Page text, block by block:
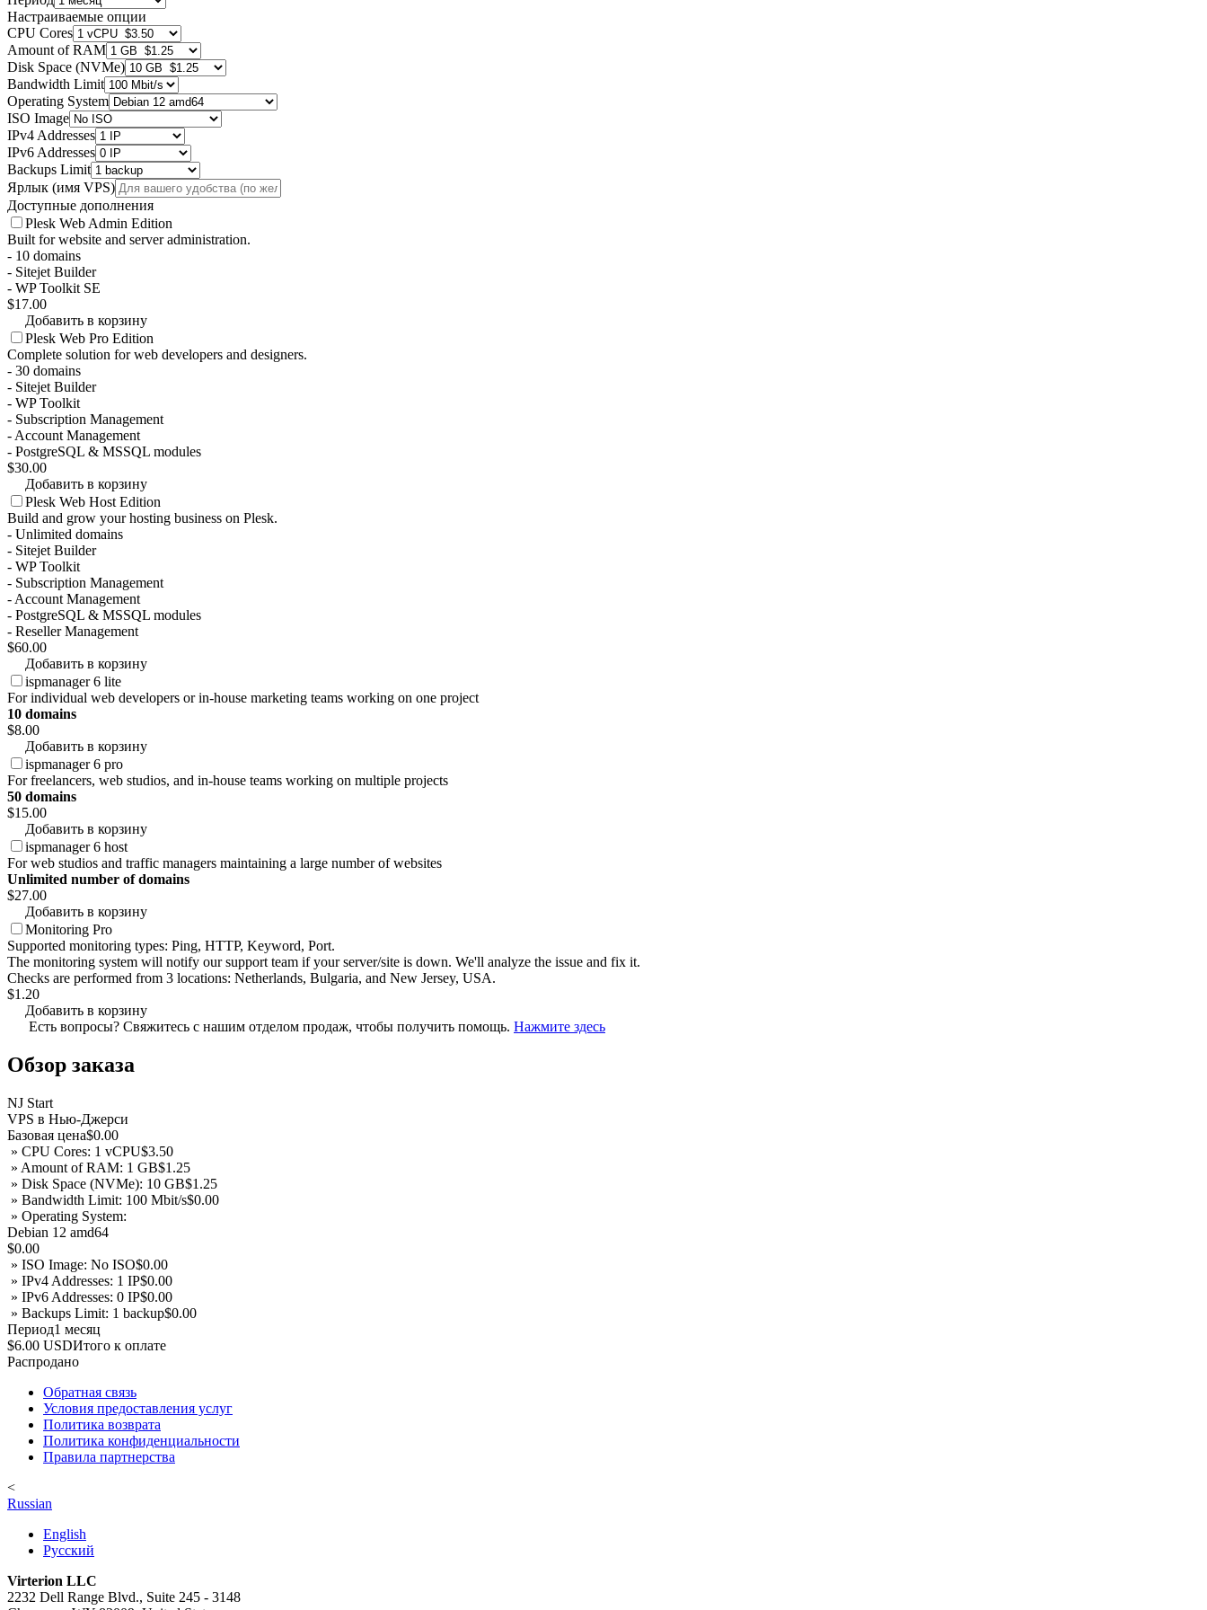
Настраиваемые опции
CPU Cores
Amount of RAM
Disk Space (NVMe)
Bandwidth Limit
Operating System
ISO Image
IPv4 Addresses
IPv6 Addresses
Backups Limit
Ярлык (имя VPS)
Доступные дополнения
Plesk Web Admin Edition
Built for website and server administration.
- 10 domains
- Sitejet Builder
- WP Toolkit SE
$17.00
Добавить в корзину
Plesk Web Pro Edition
Complete solution for web developers and designers.
- 30 domains
- Sitejet Builder
- WP Toolkit
- Subscription Management
- Account Management
- PostgreSQL & MSSQL modules
$30.00
Добавить в корзину
Plesk Web Host Edition
Build and grow your hosting business on Plesk.
- Unlimited domains
- Sitejet Builder
- WP Toolkit
- Subscription Management
- Account Management
- PostgreSQL & MSSQL modules
- Reseller Management
$60.00
Добавить в корзину
ispmanager 6 lite
For individual web developers or in-house marketing teams working on one project
10 domains
$8.00
Добавить в корзину
ispmanager 6 pro
For freelancers, web studios, and in-house teams working on multiple projects
50 domains
$15.00
Добавить в корзину
ispmanager 6 host
For web studios and traffic managers maintaining a large number of websites
Unlimited number of domains
$27.00
Добавить в корзину
Monitoring Pro
Supported monitoring types: Ping, HTTP, Keyword, Port.
The monitoring system will notify our support team if your server/site is down. We'll analyze the issue and fix it.
Checks are performed from 3 locations: Netherlands, Bulgaria, and New Jersey, USA.
$1.20
Добавить в корзину
Есть вопросы? Свяжитесь с нашим отделом продаж, чтобы получить помощь. Нажмите здесь
Обзор заказа
NJ Start
VPS в Нью-Джерси
Базовая цена$0.00
» CPU Cores: 1 vCPU$3.50
» Amount of RAM: 1 GB$1.25
» Disk Space (NVMe): 10 GB$1.25
» Bandwidth Limit: 100 Mbit/s$0.00
» Operating System:
Debian 12 amd64
$0.00
» ISO Image: No ISO$0.00
» IPv4 Addresses: 1 IP$0.00
» IPv6 Addresses: 0 IP$0.00
» Backups Limit: 1 backup$0.00
Период1 месяц
$6.00 USDИтого к оплате
Распродано
Обратная связь
Условия предоставления услуг
Политика возврата
Политика конфиденциальности
Правила партнерства
<
Russian
English
Русский
Virterion LLC
2232 Dell Range Blvd., Suite 245 - 3148